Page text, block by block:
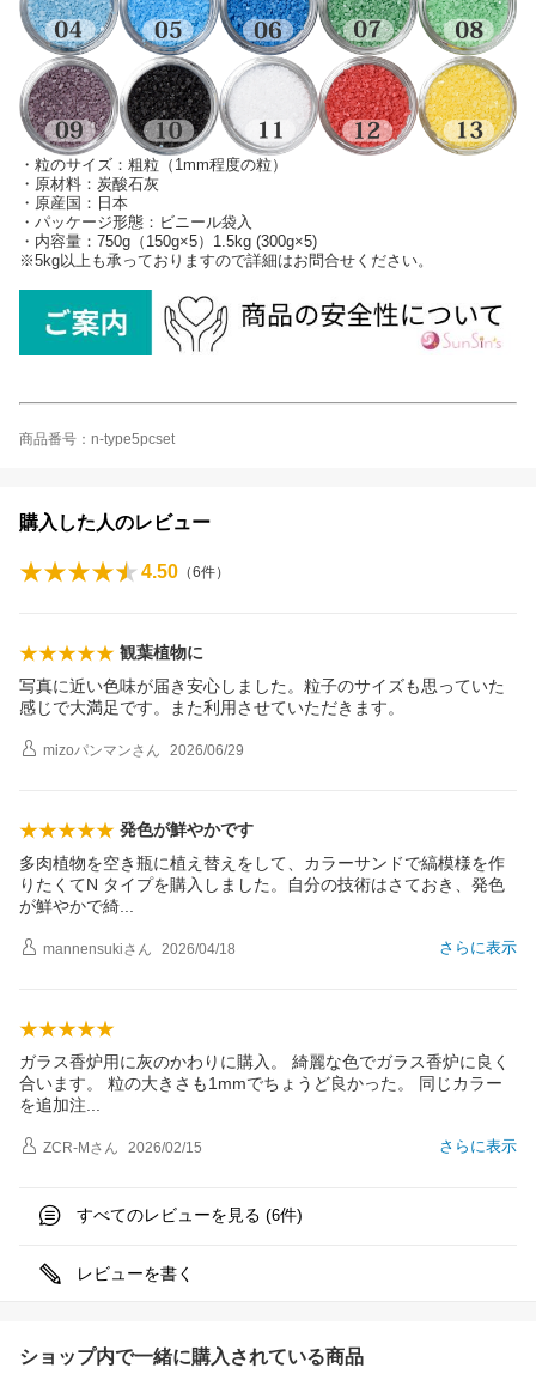
・粒のサイズ：粗粒（1mm程度の粒）
・原材料：炭酸石灰
・原産国：日本
・パッケージ形態：ビニール袋入
・内容量：750g（150g×5）1.5kg (300g×5)
※5kg以上も承っておりますので詳細はお問合せください。
商品番号：n-type5pcset
購入した人のレビュー
4.50 （6件）
観葉植物に
写真に近い色味が届き安心しました。粒子のサイズも思っていた
感じで大満足です。また利用させていただきます。
mizoパンマンさん 2026/06/29
発色が鮮やかです
多肉植物を空き瓶に植え替えをして、カラーサンドで縞模様を作
りたくてN タイプを購入しました。自分の技術はさておき、発色
が鮮やかで綺
さらに表示
mannensukiさん 2026/04/18
ガラス香炉用に灰のかわりに購入。 綺麗な色でガラス香炉に良く
合います。 粒の大きさも1mmでちょうど良かった。 同じカラー
を追加注
さらに表示
ZCR-M さん 2026/02/15
すべてのレビューを見る (6件)
レビューを書く
ショップ内で一緒に購入されている商品